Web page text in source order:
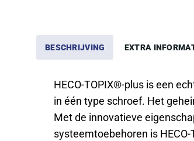
BESCHRIJVING EXTRA
HECO-TOPIX®-plus is een
in één type schroef. Het
Met de innovatieve
systeemtoebehoren is